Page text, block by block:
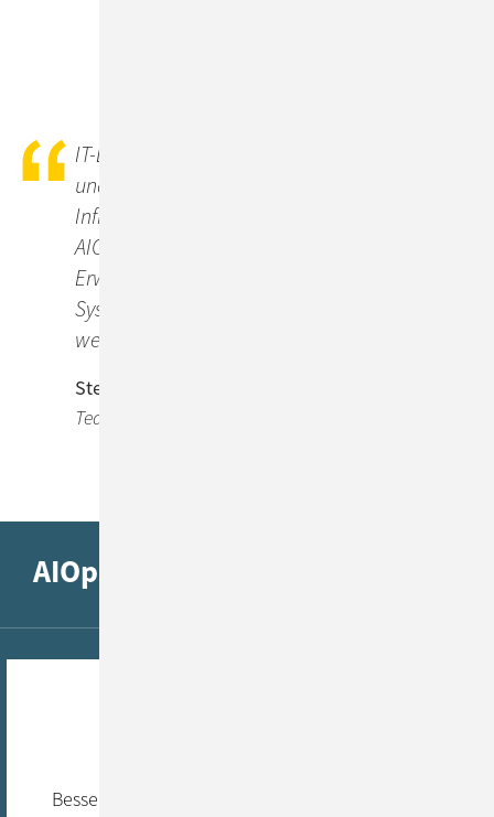
IT-Landschaften werden immer dynamischer
und komplexer. Gerne analysieren wir Ihre IT-
Infrastruktur und finden die passgenauen
AIOps-Tools für Sie, damit Sie den enormen
Erwartungen an einen unterbrechungsfreien
Systembetrieb auf effiziente Weise gerecht
werden können.
Stefan Fournier
Teamleiter IT-Operations
AIOps: IT-Infrastruktur proaktiv
Bessere Qualität durch automatische Anomalie-